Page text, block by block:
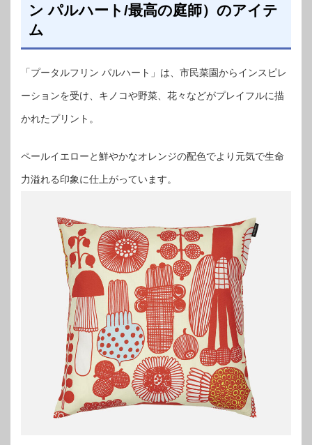
ン パルハート/最高の庭師）のアイテ
ム
「プータルフリン パルハート」は、市民菜園からインスピレ
ーションを受け、キノコや野菜、花々などがプレイフルに描
かれたプリント。
ペールイエローと鮮やかなオレンジの配色でより元気で生命
力溢れる印象に仕上がっています。